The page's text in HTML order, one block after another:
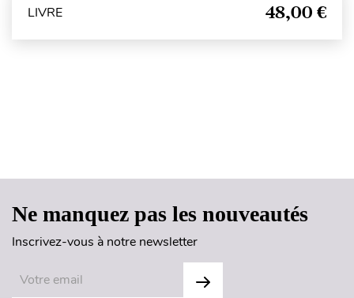
LIVRE 48,00 €
Ne manquez pas les nouveautés
Inscrivez-vous à notre newsletter